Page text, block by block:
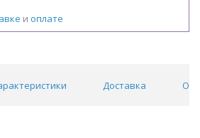
и оплате
Доставка